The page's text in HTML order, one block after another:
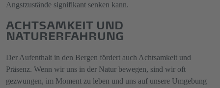
Angstzustände signifikant senken kann.
ACHTSAMKEIT UND
NATURERFAHRUNG
Der Aufenthalt in den Bergen fördert auch Achtsamkeit und
Präsenz. Wenn wir uns in der Natur bewegen, sind wir oft
gezwungen, im Moment zu leben und uns auf unsere Umgebung